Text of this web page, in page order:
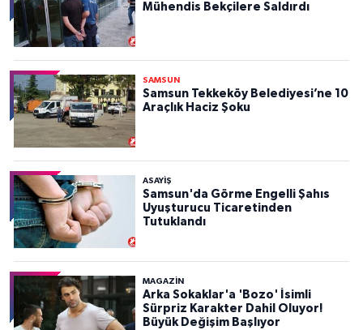
Mühendis Bekçilere Saldırdı
SAMSUN
Samsun Tekkeköy Belediyesi’ne 10
Araçlık Haciz Şoku
ASAYIŞ
Samsun'da Görme Engelli Şahıs
Uyuşturucu Ticaretinden
Tutuklandı
MAGAZİN
Arka Sokaklar'a 'Bozo' İsimli
Sürpriz Karakter Dahil Oluyor!
Büyük Değişim Başlıyor